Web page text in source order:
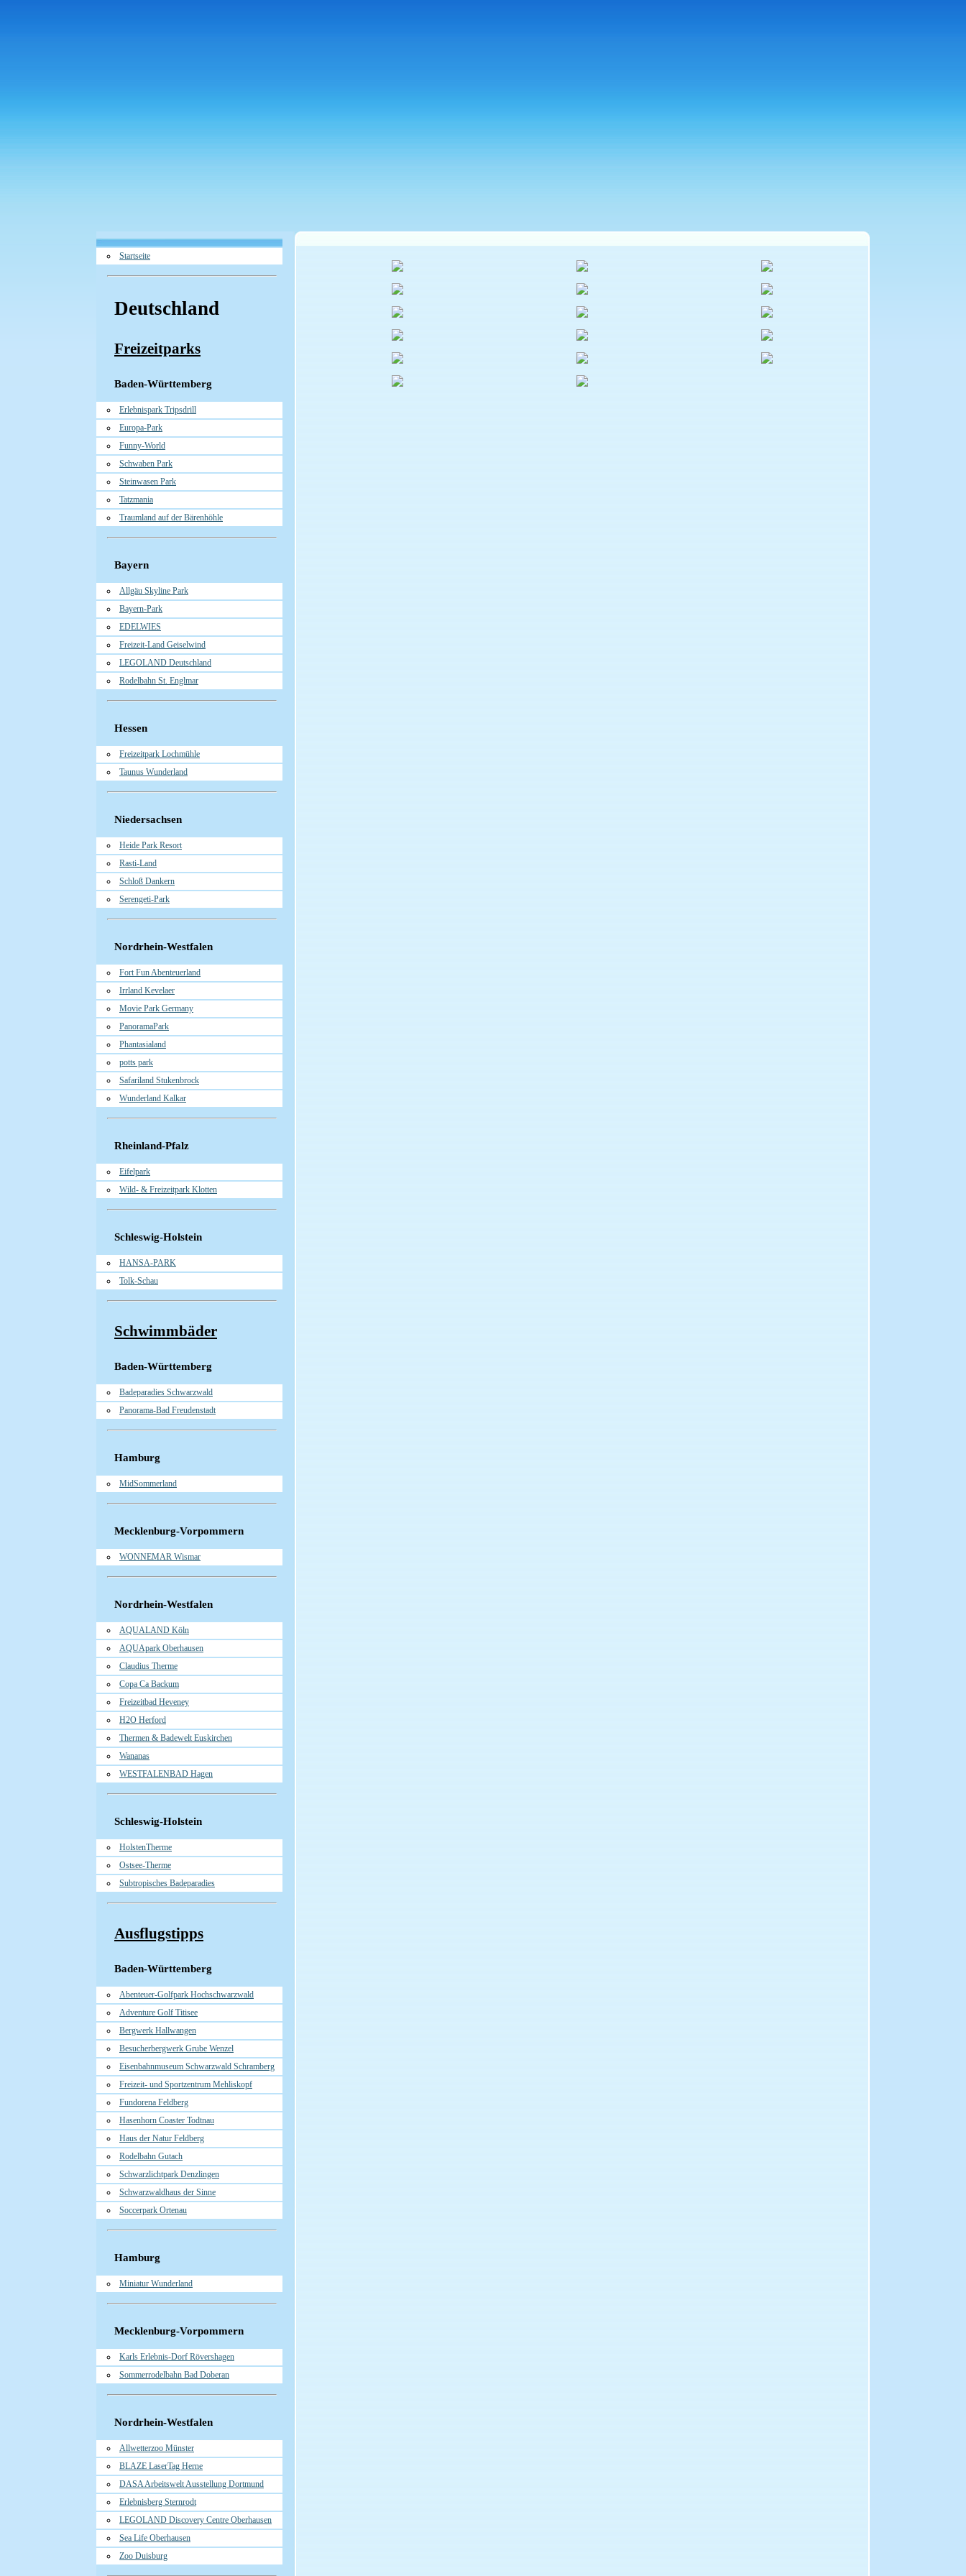
Startseite
Deutschland
Freizeitparks
Baden-Württemberg
Erlebnispark Tripsdrill
Europa-Park
Funny-World
Schwaben Park
Steinwasen Park
Tatzmania
Traumland auf der Bärenhöhle
Bayern
Allgäu Skyline Park
Bayern-Park
EDELWIES
Freizeit-Land Geiselwind
LEGOLAND Deutschland
Rodelbahn St. Englmar
Hessen
Freizeitpark Lochmühle
Taunus Wunderland
Niedersachsen
Heide Park Resort
Rasti-Land
Schloß Dankern
Serengeti-Park
Nordrhein-Westfalen
Fort Fun Abenteuerland
Irrland Kevelaer
Movie Park Germany
PanoramaPark
Phantasialand
potts park
Safariland Stukenbrock
Wunderland Kalkar
Rheinland-Pfalz
Eifelpark
Wild- & Freizeitpark Klotten
Schleswig-Holstein
HANSA-PARK
Tolk-Schau
Schwimmbäder
Baden-Württemberg
Badeparadies Schwarzwald
Panorama-Bad Freudenstadt
Hamburg
MidSommerland
Mecklenburg-Vorpommern
WONNEMAR Wismar
Nordrhein-Westfalen
AQUALAND Köln
AQUApark Oberhausen
Claudius Therme
Copa Ca Backum
Freizeitbad Heveney
H2O Herford
Thermen & Badewelt Euskirchen
Wananas
WESTFALENBAD Hagen
Schleswig-Holstein
HolstenTherme
Ostsee-Therme
Subtropisches Badeparadies
Ausflugstipps
Baden-Württemberg
Abenteuer-Golfpark Hochschwarzwald
Adventure Golf Titisee
Bergwerk Hallwangen
Besucherbergwerk Grube Wenzel
Eisenbahnmuseum Schwarzwald Schramberg
Freizeit- und Sportzentrum Mehliskopf
Fundorena Feldberg
Hasenhorn Coaster Todtnau
Haus der Natur Feldberg
Rodelbahn Gutach
Schwarzlichtpark Denzlingen
Schwarzwaldhaus der Sinne
Soccerpark Ortenau
Hamburg
Miniatur Wunderland
Mecklenburg-Vorpommern
Karls Erlebnis-Dorf Rövershagen
Sommerrodelbahn Bad Doberan
Nordrhein-Westfalen
Allwetterzoo Münster
BLAZE LaserTag Herne
DASA Arbeitswelt Ausstellung Dortmund
Erlebnisberg Sternrodt
LEGOLAND Discovery Centre Oberhausen
Sea Life Oberhausen
Zoo Duisburg